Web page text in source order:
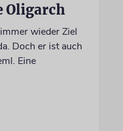
Oligarch
wieder Ziel
Doch er ist auch
Eine